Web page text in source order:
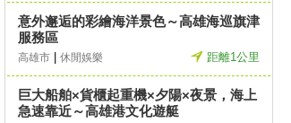
意外邂逅的彩繪海洋景色～高雄海巡旗津
服務區
高雄市 休閒娛樂 距離1公里
巨大船舶×貨櫃起重機×夕陽×夜景，海上
急速靠近～高雄港文化遊艇